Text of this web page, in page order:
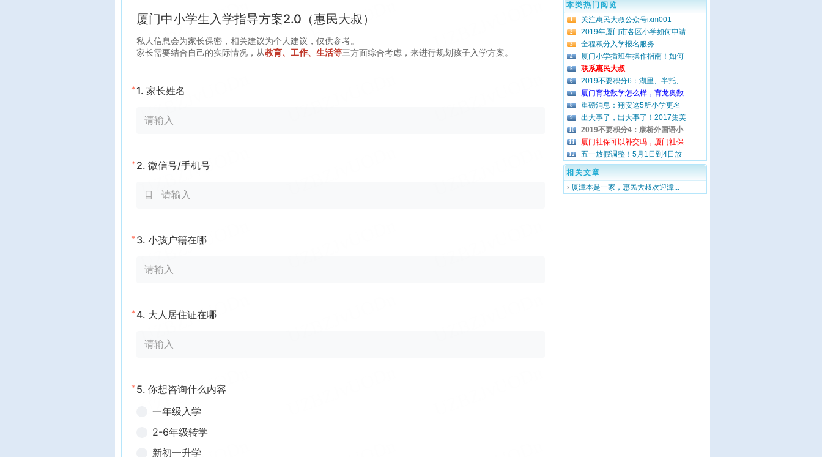
本类热门阅览
1 关注惠民大叔公众号ixm001
2 2019年厦门市各区小学如何申请
3 全程积分入学报名服务
4 厦门小学插班生操作指南！如何
5 联系惠民大叔
6 2019不要积分6：湖里、半托、
7 厦门育龙数学怎么样，育龙奥数
8 重磅消息：翔安这5所小学更名
9 出大事了，出大事了！2017集美
10 2019不要积分4：康桥外国语小
11 厦门社保可以补交吗，厦门社保
12 五一放假调整！5月1日到4日放
相关文章
› 厦漳本是一家，惠民大叔欢迎漳...